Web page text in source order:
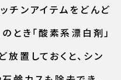
チンアイテムをどんど
とき「酸素系漂白剤」
置しておくと、シン